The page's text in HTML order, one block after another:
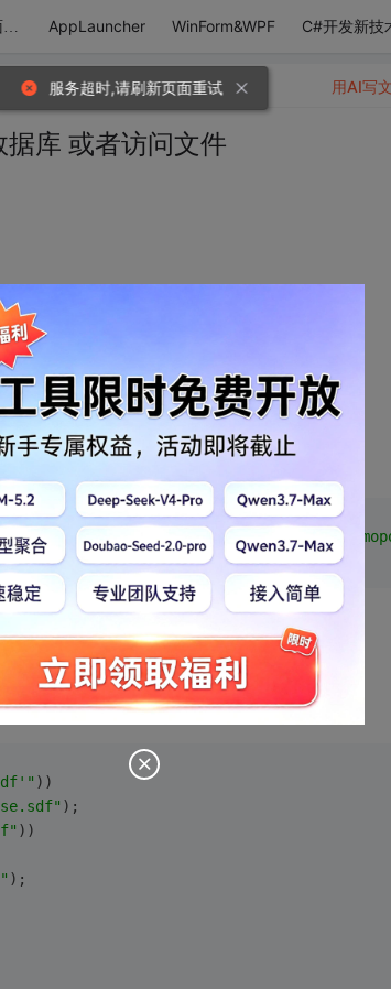
C#互联网桌面应用 AppLauncher WinForm&WPF C#开发新技
库 或者访问文件
后的数据导出到电脑上进行处理
]
/>
))
);
))
);
用AI写
服务超时,请刷新页面重试